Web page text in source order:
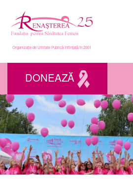
Organizație de Utilitate Publică înființată în 2001
DONEAZĂ